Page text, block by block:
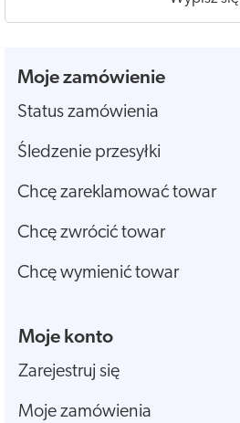
Moje zamówienie
Status zamówienia
Śledzenie przesyłki
Chcę zareklamować towar
Chcę zwrócić towar
Chcę wymienić towar
Moje konto
Zarejestruj się
Moje zamówienia